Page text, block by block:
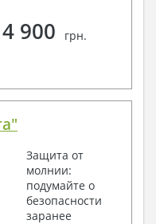
4 900 грн.
Защита от
молнии:
подумайте о
безопасности
заранее